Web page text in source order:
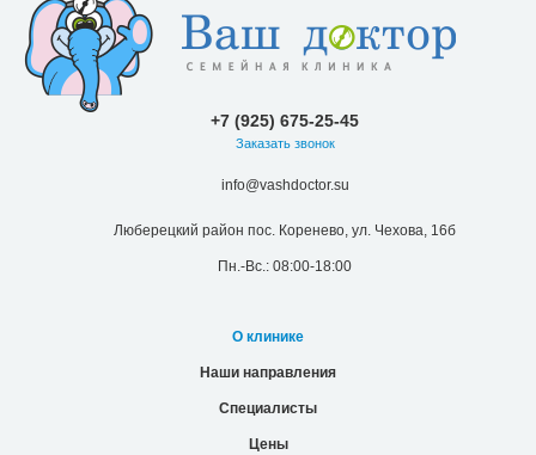
+7 (925) 675-25-45
Заказать звонок
info@vashdoctor.su
Люберецкий район пос. Коренево, ул. Чехова, 16б
Пн.-Вс.: 08:00-18:00
О клинике
Наши направления
Специалисты
Цены